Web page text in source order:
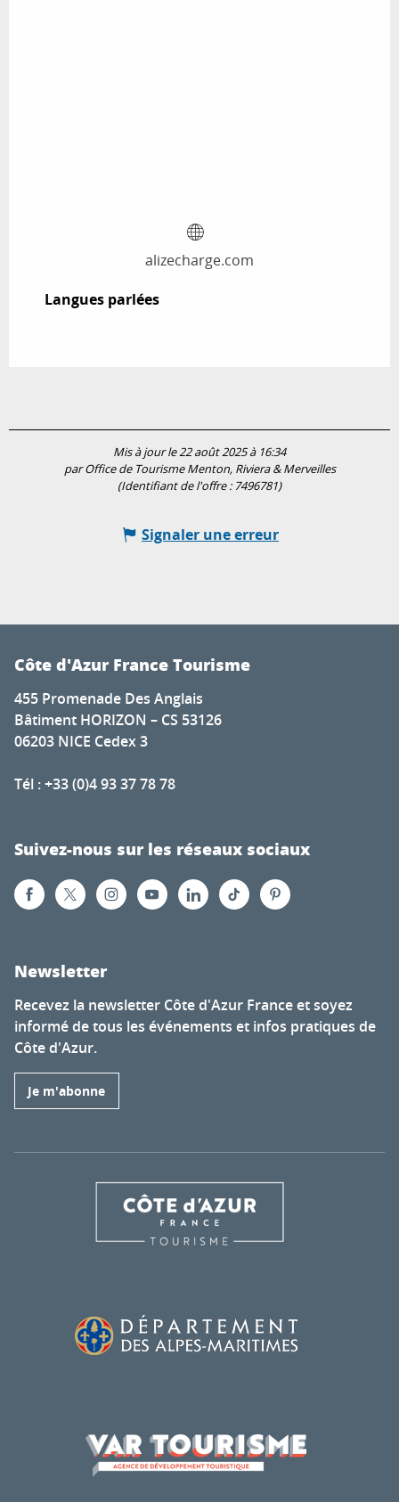
alizecharge.com
Langues parlées
Langues parlées
Mis à jour le 22 août 2025 à 16:34
par Office de Tourisme Menton, Riviera & Merveilles
(Identifiant de l'offre : 7496781)
Signaler une erreur
Côte d'Azur France Tourisme
455 Promenade Des Anglais
Bâtiment HORIZON – CS 53126
06203 NICE Cedex 3
Tél : +33 (0)4 93 37 78 78
Suivez-nous sur les réseaux sociaux
Newsletter
Recevez la newsletter Côte d'Azur France et soyez
informé de tous les événements et infos pratiques de
Côte d'Azur.
Je m'abonne